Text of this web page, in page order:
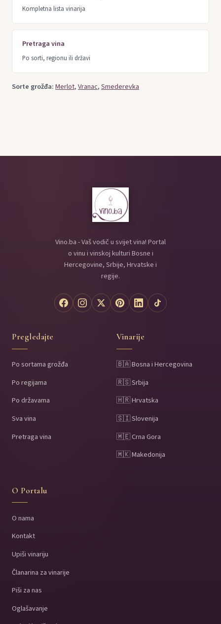
Kompletna lista vinarija
Pretraga vina
Po sorti, regionu ili državi
Sorte grožđa:Merlot,Vranac,Smederevka
Vino.ba - Vaš vodič u svijet vina! Portal
o vinu i vinskoj kulturi Bosne i
Hercegovine, Srbije, Hrvatske i
regije.
Pregledajte
Po sortama grožđa
Po regijama
Po državama
Sva vina
Pretraga vina
Vinarije
🇧🇦 Bosna i Hercegovina
🇷🇸 Srbija
🇭🇷 Hrvatska
🇸🇮 Slovenija
🇲🇪 Crna Gora
🇲🇰 Makedonija
O Portalu
O nama
Kontakt
Upiši vinariju
Članarina za vinarije
Piši za nas
Oglašavanje